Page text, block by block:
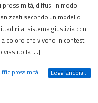
prossimità, diffusi in modo
secondo un modello
al sistema giustizia con
coloro che vivono in contesti
vissuto la […]
Leggi ancora...